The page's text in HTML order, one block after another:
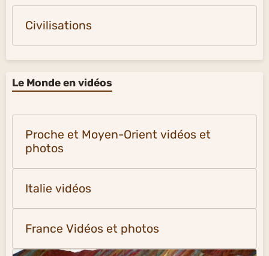
Civilisations
Le Monde en vidéos
Proche et Moyen-Orient vidéos et
photos
Italie vidéos
France Vidéos et photos